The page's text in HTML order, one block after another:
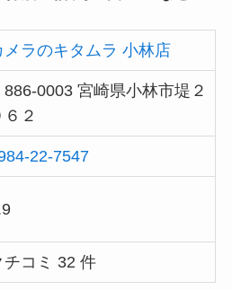
メラのキタムラ 小林店
886-0003 宮崎県小林市堤２
６２
22-7547
チコミ 32 件